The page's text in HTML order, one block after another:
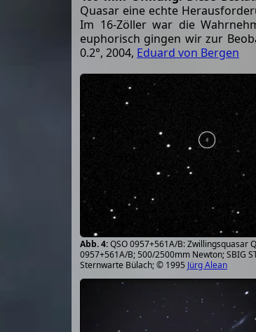
Quasar eine echte
Im 16-Zöller war die
euphorisch gingen wir zur
0.2°, 2004, Eduard von Bergen
QSO 0957+561A/B: Zwillingsquasar
0957+561A/B; 500/2500mm Newton; SBIG
Sternwarte Bülach; © 1995 Jürg Alean